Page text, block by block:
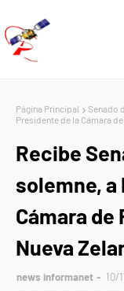
Página Principal Senado
Presidente de la Cámara
Recibe
solemne, a
Cámara
Nueva
news informanet 10/